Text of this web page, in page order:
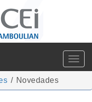
Toggle
/ Novedades